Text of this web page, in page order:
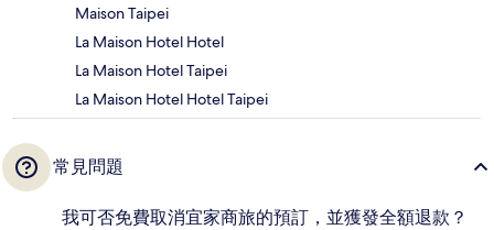
Maison Taipei
La Maison Hotel Hotel
La Maison Hotel Taipei
La Maison Hotel Hotel Taipei
常見問題
我可否免費取消宜家商旅的預訂，並獲發全額退款？